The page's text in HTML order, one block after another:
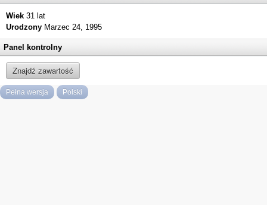
Wiek 31 lat
Urodzony Marzec 24, 1995
Panel kontrolny
Znajdź zawartość
Pełna wersja Polski